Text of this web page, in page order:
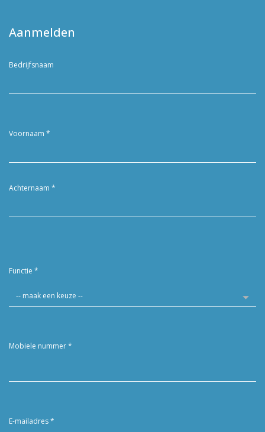
Aanmelden
Bedrijfsnaam
Voornaam *
Achternaam *
Functie *
Mobiele nummer*
E-mailadres*